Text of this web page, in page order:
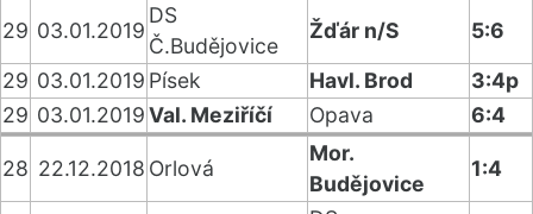
29 03.01.2019
DS
Č.Budějovice
Žďár n/S
5:6
29 03.01.2019 Písek Havl. Brod
3:4p
29 03.01.2019Val. Meziříčí Opava 6:4
28 22.12.2018 Orlová
Mor.
Budějovice
1:4